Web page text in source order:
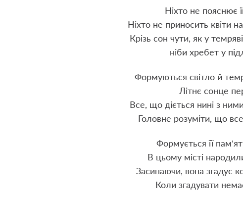
Ніхто не пояснює
Ніхто не приносить квіти
Крізь сон чути, як у
ніби хребет у
Формуються світло й
Літнє сонце
Все, що діється нині з
Головне розуміти, що
Формується її
В цьому місті
Засинаючи, вона згадує
Коли згадувати